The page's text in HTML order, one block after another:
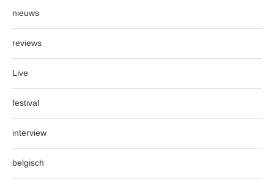
nieuws
reviews
Live
festival
interview
belgisch